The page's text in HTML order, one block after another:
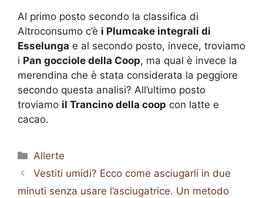
Al primo posto secondo la classifica di
Altroconsumo c’è i Plumcake integrali di
Esselunga e al secondo posto, invece, troviamo
i Pan gocciole della Coop, ma qual è invece la
merendina che è stata considerata la peggiore
secondo questa analisi? All’ultimo posto
troviamo il Trancino della coop con latte e
cacao.
Categorie
Allerte
Vestiti umidi? Ecco come asciugarli in due
minuti senza usare l’asciugatrice. Un metodo